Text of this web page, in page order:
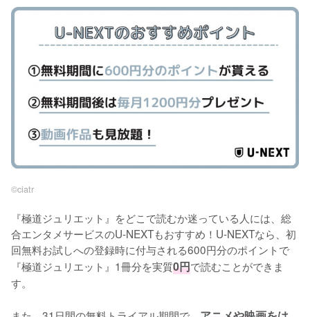
©︎ciatr
『極道ジュリエット』をどこで読むか迷っている人には、総
合エンタメサービスのU-NEXTもおすすめ！U-NEXTなら、初
回無料お試しへの登録時に付与される600円分のポイントで
『極道ジュリエット』1冊分を実質0円で読むことができま
す。